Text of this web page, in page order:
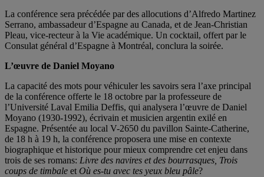
La conférence sera précédée par des allocutions d’Alfredo Martinez
Serrano, ambassadeur d’Espagne au Canada, et de Jean-Christian
Pleau, vice-recteur à la Vie académique. Un cocktail, offert par le
Consulat général d’Espagne à Montréal, conclura la soirée.
L’œuvre de Daniel Moyano
La capacité des mots pour véhiculer les savoirs sera l’axe principal
de la conférence offerte le 18 octobre par la professeure de
l’Université Laval Emilia Deffis, qui analysera l’œuvre de Daniel
Moyano (1930-1992), écrivain et musicien argentin exilé en
Espagne. Présentée au local V-2650 du pavillon Sainte-Catherine,
de 18 h à 19 h, la conférence proposera une mise en contexte
biographique et historique pour mieux comprendre cet enjeu dans
trois de ses romans: Livre des navires et des bourrasques, Trois
coups de timbale et Où es-tu avec tes yeux bleu pâle?